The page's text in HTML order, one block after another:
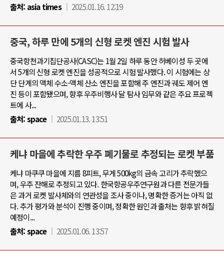
출처: asia times 2025.01.16. 12:19
중국, 하루 만에 5개의 신형 로켓 엔진 시험 발사
중국항천과기집단공사(CASC)는 1월 2일 하루 동안 허베이성 두 곳에
서 5개의 신형 로켓 엔진을 성공적으로 시험 발사했다. 이 시험에는 상
단 단계의 액체 수소-액체 산소 엔진을 포함해 주 엔진과 궤도 제어 엔
진 등이 포함됐으며, 향후 우주비행사 달 탐사 임무와 같은 주요 프로젝
트에 사...
출처:space 2025.01.13. 13:51
케냐 마을에 추락한 우주 폐기물로 추정되는 로켓 부품
케냐 마쿠쿠 마을에 지름 8피트, 무게 500kg의 금속 고리가 추락했으
며, 우주 잔해로 추정되고 있다. 한국항공우주연구원과 다른 전문가들
은 과거 로켓 발사체와의 연관성을 조사 중이나, 명확한 증거는 아직 없
다. 추가 평가와 분석이 진행 중이며, 정확한 원인과 출처는 향후 밝혀질
예정이...
출처:space 2025.01.06. 13:57